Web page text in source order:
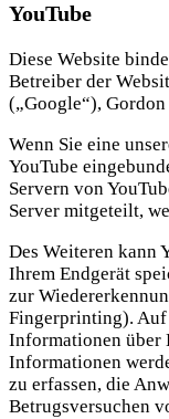
YouTube
Diese Website
Betreiber der
(„Google“),
Wenn Sie eine
YouTube
Servern von
Server mitgeteilt,
Des Weiteren kann
Ihrem Endgerät
zur
Fingerprinting). Auf
Informationen über
Informationen
zu erfassen, die
Betrugsversuchen